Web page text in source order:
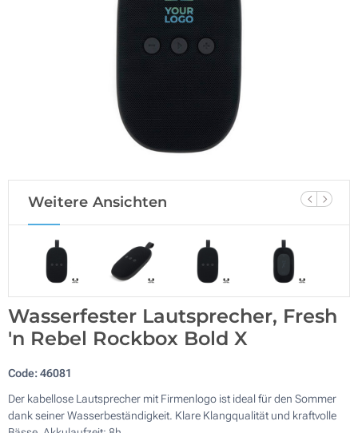
Weitere Ansichten
Wasserfester Lautsprecher, Fresh
'n Rebel Rockbox Bold X
Code:46081
Der kabellose Lautsprecher mit Firmenlogo ist ideal für den Sommer
dank seiner Wasserbeständigkeit. Klare Klangqualität und kraftvolle